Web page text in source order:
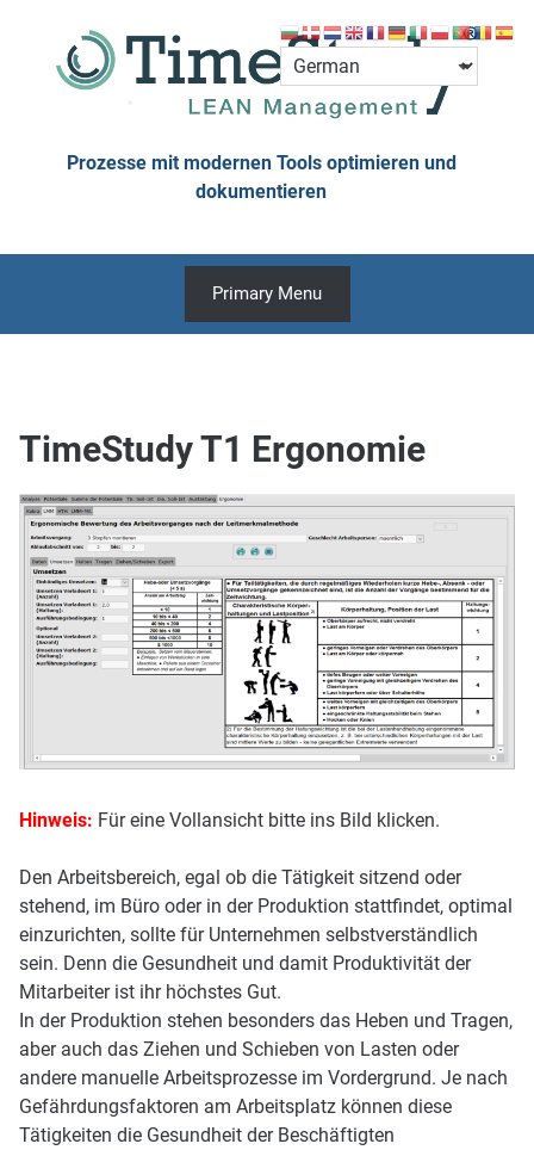
content
Prozesse mit modernen Tools optimieren und
dokumentieren
Primary Menu
TimeStudy T1 Ergonomie
Hinweis: Für eine Vollansicht bitte ins Bild klicken.
Den Arbeitsbereich, egal ob die Tätigkeit sitzend oder
stehend, im Büro oder in der Produktion stattfindet, optimal
einzurichten, sollte für Unternehmen selbstverständlich
sein. Denn die Gesundheit und damit Produktivität der
Mitarbeiter ist ihr höchstes Gut.
In der Produktion stehen besonders das Heben und Tragen,
aber auch das Ziehen und Schieben von Lasten oder
andere manuelle Arbeitsprozesse im Vordergrund. Je nach
Gefährdungsfaktoren am Arbeitsplatz können diese
Tätigkeiten die Gesundheit der Beschäftigten